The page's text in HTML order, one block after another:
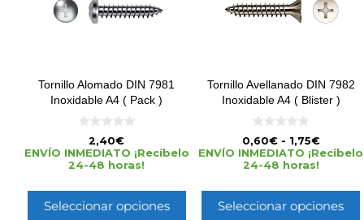
Tornillo Alomado DIN 7981
Inoxidable A4 ( Pack )
e
5
2,40€
ENVÍO INMEDIATO ¡Recíbelo
24-48 horas!
Seleccionar opciones
Tornillo Avellanado DIN 7982
Inoxidable A4 ( Blister )
0
d
e
5
0,60€ - 1,75€
ENVÍO INMEDIATO ¡Recíbelo
24-48 horas!
Seleccionar opciones